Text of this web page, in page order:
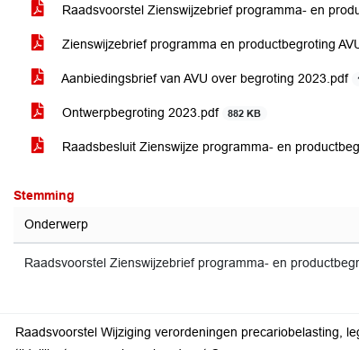
Raadsvoorstel Zienswijzebrief programma- en
Zienswijzebrief programma en productbegroting
Aanbiedingsbrief van AVU over begroting 2023.pdf
Ontwerpbegroting 2023.pdf 882 KB
Raadsbesluit Zienswijze programma- en
Stemming
Onderwerp
Raadsvoorstel Zienswijzebrief programma- en
Raadsvoorstel Wijziging verordeningen precariobelasting,